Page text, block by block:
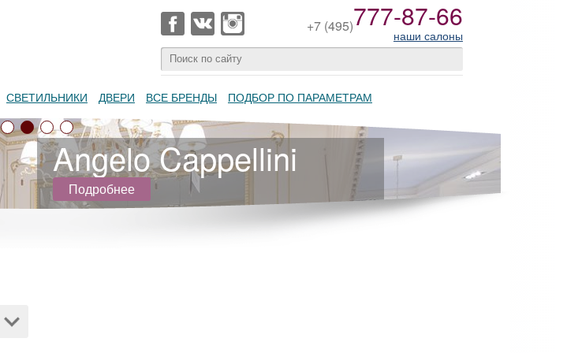
+7 (495)777-87-66
наши салоны
СВЕТИЛЬНИКИ ДВЕРИ ВСЕ БРЕНДЫ ПОДБОР ПО ПАРАМЕТРАМ
Angelo Cappellini
Подробнее